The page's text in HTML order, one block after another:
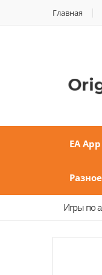
Главная
EA App
Разное
Игры по